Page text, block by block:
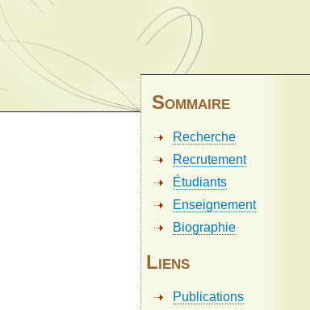
Sommaire
Recherche
Recrutement
Étudiants
Enseignement
Biographie
Liens
Publications